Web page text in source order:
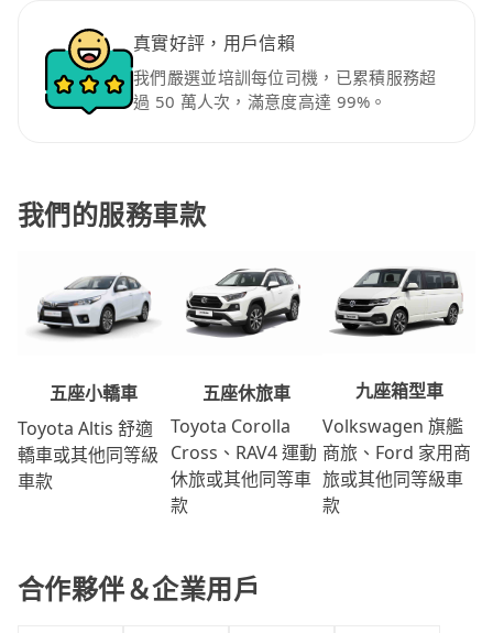
真實好評，用戶信賴
我們嚴選並培訓每位司機，已累積服務超
過 50 萬人次，滿意度高達 99%。
我們的服務車款
五座小轎車
Toyota Altis 舒適
轎車或其他同等級
車款
五座休旅車
Toyota Corolla
Cross、RAV4 運動
休旅或其他同等車
款
九座箱型車
Volkswagen 旗艦
商旅、Ford 家用商
旅或其他同等級車
款
合作夥伴＆企業用戶